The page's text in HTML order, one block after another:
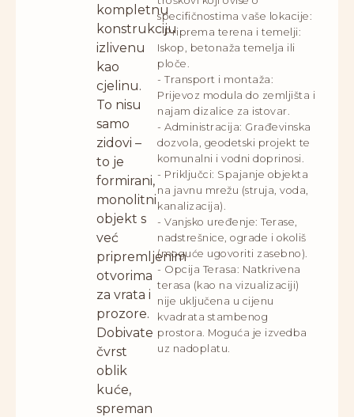
kompletnu
konstrukciju
izlivenu
kao
cjelinu.
To nisu
samo
zidovi –
to je
formirani,
monolitni
objekt s
već
pripremljenim
otvorima
za vrata i
prozore.
Dobivate
čvrst
oblik
kuće,
spreman
specifičnostima vaše lokacije:
- Priprema terena i temelji:
Iskop, betonaža temelja ili
ploče.
- Transport i montaža:
Prijevoz modula do zemljišta i
najam dizalice za istovar.
- Administracija: Građevinska
dozvola, geodetski projekt te
komunalni i vodni doprinosi.
- Priključci: Spajanje objekta
na javnu mrežu (struja, voda,
kanalizacija).
- Vanjsko uređenje: Terase,
nadstrešnice, ograde i okoliš
(moguće ugovoriti zasebno).
- Opcija Terasa: Natkrivena
terasa (kao na vizualizaciji)
nije uključena u cijenu
kvadrata stambenog
prostora. Moguća je izvedba
uz nadoplatu.